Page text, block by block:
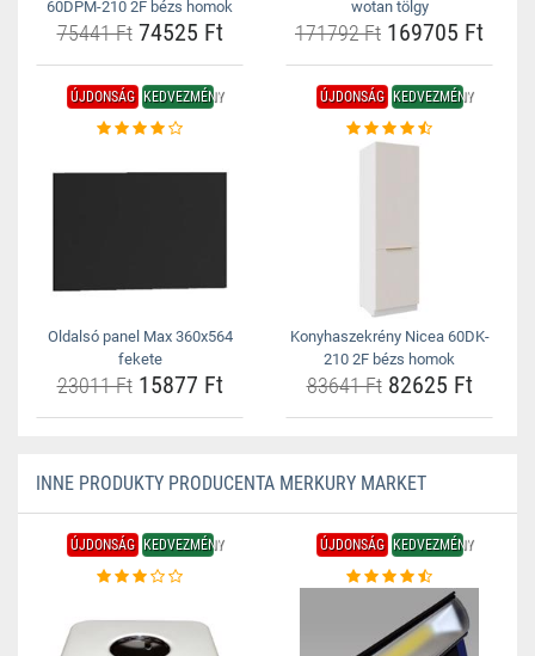
60DPM-210 2F bézs homok
75441 Ft74525 Ft
wotan tölgy
171792 Ft 169705 Ft
ÚJDONSÁG KEDVEZMÉNY
Oldalsó panel Max 360x564
fekete
23011 Ft15877 Ft
ÚJDONSÁG KEDVEZMÉNY
Konyhaszekrény Nicea 60DK-
210 2F bézs homok
83641 Ft82625 Ft
INNE PRODUKTY PRODUCENTA MERKURY MARKET
ÚJDONSÁG KEDVEZMÉNY ÚJDONSÁG KEDVEZMÉNY